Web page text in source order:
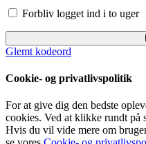
Forbliv logget ind i to uger
Glemt kodeord
Cookie- og privatlivspolitik
For at give dig den bedste
cookies. Ved at klikke rundt på
Hvis du vil vide mere om